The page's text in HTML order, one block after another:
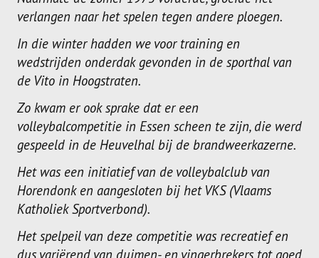
verlangen naar het spelen tegen andere ploegen.
In die winter hadden we voor training en
wedstrijden onderdak gevonden in de sporthal van
de Vito in Hoogstraten.
Zo kwam er ook sprake dat er een
volleybalcompetitie in Essen scheen te zijn, die werd
gespeeld in de Heuvelhal bij de brandweerkazerne.
Het was een initiatief van de volleybalclub van
Horendonk en aangesloten bij het VKS (Vlaams
Katholiek Sportverbond).
Het spelpeil van deze competitie was recreatief en
dus variërend van duimen- en vingerbrekers tot goed